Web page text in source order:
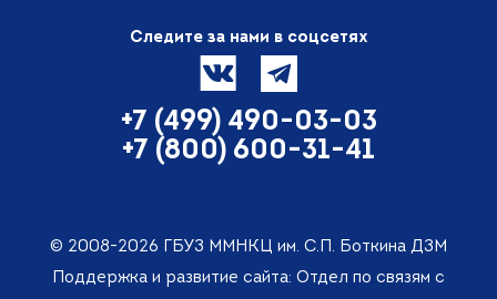
Следите за нами в соцсетях
+7 (499) 490-03-03
+7 (800) 600-31-41
© 2008-2026 ГБУЗ ММНКЦ им. С.П. Боткина ДЗМ
Поддержка и развитие сайта: Отдел по связям с